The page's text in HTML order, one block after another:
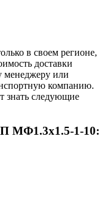
в своем регионе,
доставки
менеджеру или
компанию.
знать следующие
МФ1.3х1.5-1-10: